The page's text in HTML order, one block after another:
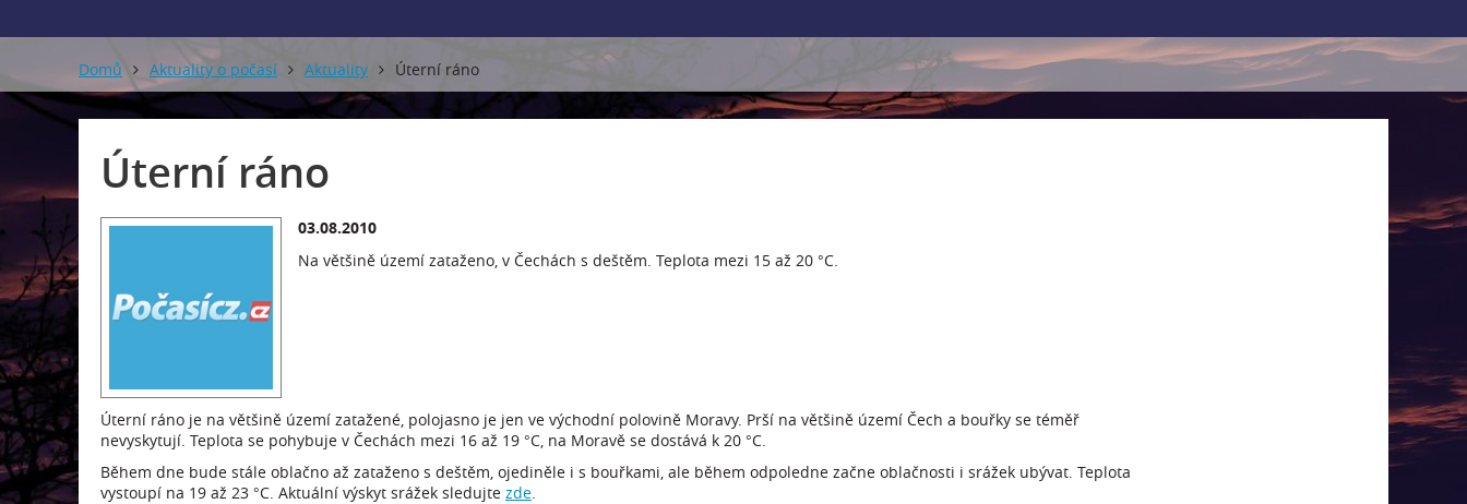
Domů Aktuality o počasí Aktuality Úterní ráno
Úterní ráno
03.08.2010
Na většině území zataženo, v Čechách s deštěm. Teplota mezi 15 až 20 °C.
Úterní ráno je na většině území zatažené, polojasno je jen ve východní polovině Moravy. Prší na většině území Čech a bouřky se téměř
nevyskytují. Teplota se pohybuje v Čechách mezi 16 až 19 °C, na Moravě se dostává k 20 °C.
Během dne bude stále oblačno až zataženo s deštěm, ojediněle i s bouřkami, ale během odpoledne začne oblačnosti i srážek ubývat. Teplota
vystoupí na 19 až 23 °C. Aktuální výskyt srážek sledujte zde